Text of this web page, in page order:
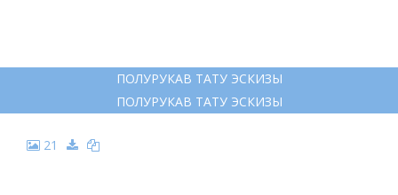
ПОЛУРУКАВ ТАТУ ЭСКИЗЫ
ПОЛУРУКАВ ТАТУ ЭСКИЗЫ
21